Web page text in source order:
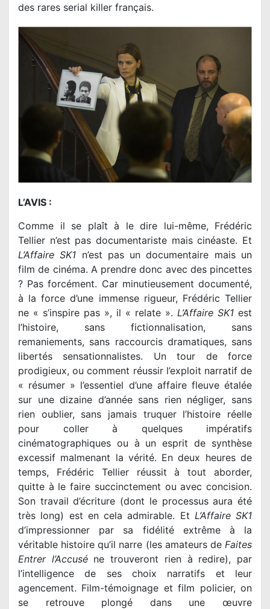
des rares serial killer français.
L’AVIS :
Comme il se plaît à le dire lui-même, Frédéric
Tellier n’est pas documentariste mais cinéaste. Et
L’Affaire SK1 n’est pas un documentaire mais un
film de cinéma. A prendre donc avec des pincettes
? Pas forcément. Car minutieusement documenté,
à la force d’une immense rigueur, Frédéric Tellier
ne « s’inspire pas », il « relate ». L’Affaire SK1 est
l’histoire, sans fictionnalisation, sans
remaniements, sans raccourcis dramatiques, sans
libertés sensationnalistes. Un tour de force
prodigieux, ou comment réussir l’exploit narratif de
« résumer » l’essentiel d’une affaire fleuve étalée
sur une dizaine d’année sans rien négliger, sans
rien oublier, sans jamais truquer l’histoire réelle
pour coller à quelques impératifs
cinématographiques ou à un esprit de synthèse
excessif malmenant la vérité. En deux heures de
temps, Frédéric Tellier réussit à tout aborder,
quitte à le faire succinctement ou avec concision.
Son travail d’écriture (dont le processus aura été
très long) est en cela admirable. Et L’Affaire SK1
d’impressionner par sa fidélité extrême à la
véritable histoire qu’il narre (les amateurs de Faites
Entrer l’Accuséne trouveront rien à redire), par
l’intelligence de ses choix narratifs et leur
agencement. Film-témoignage et film policier, on
se retrouve plongé dans une œuvre